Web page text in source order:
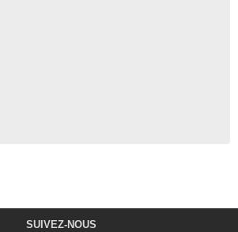
SUIVEZ-NOUS